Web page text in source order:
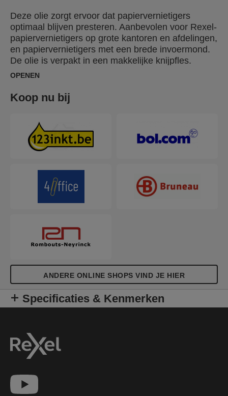
Deze olie zorgt ervoor dat papiervernietigers
optimaal blijven presteren. Aanbevolen voor Rexel-
papiervernietigers op grote kantoren en afdelingen,
en papiervernietigers met een brede invoermond.
De olie is verpakt in een makkelijke knijpfles.
Zodoende is hij eenvoudig aan te brengen op het
probleemloos gebruik.
OPENEN
Koop nu bij
ANDERE ONLINE SHOPS VIND JE HIER
Specificaties & Kenmerken